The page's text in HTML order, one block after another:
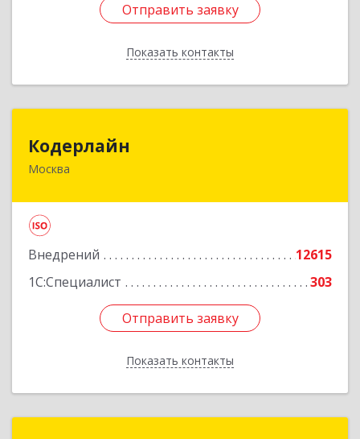
Отправить заявку
Показать контакты
Отправить заявку
Назад
Кодерлайн
Москва
Внедрений
12615
1С:Специалист
303
Отправить заявку
Показать контакты
107023, Москва г, Семеновская Б. ул, дом № 43,
Отправить заявку
Назад